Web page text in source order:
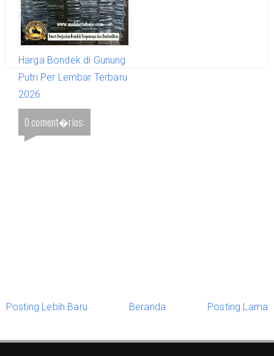
Harga Bondek di Gunung
Putri Per Lembar Terbaru
2026
0 coment�rios:
Posting Lebih Baru Beranda Posting Lama